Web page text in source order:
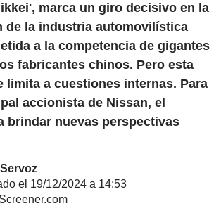
marca un giro decisivo en la
de la industria automovilística
a la competencia de gigantes
fabricantes chinos. Pero esta
limita a cuestiones internas. Para
accionista de Nissan, el
brindar nuevas perspectivas
el 19/12/2024 a 14:53